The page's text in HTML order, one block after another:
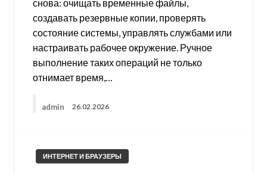
снова: очищать временные файлы,
создавать резервные копии, проверять
состояние системы, управлять службами или
настраивать рабочее окружение. Ручное
выполнение таких операций не только
отнимает время,…
admin 26.02.2026
ИНТЕРНЕТ И БРАУЗЕРЫ